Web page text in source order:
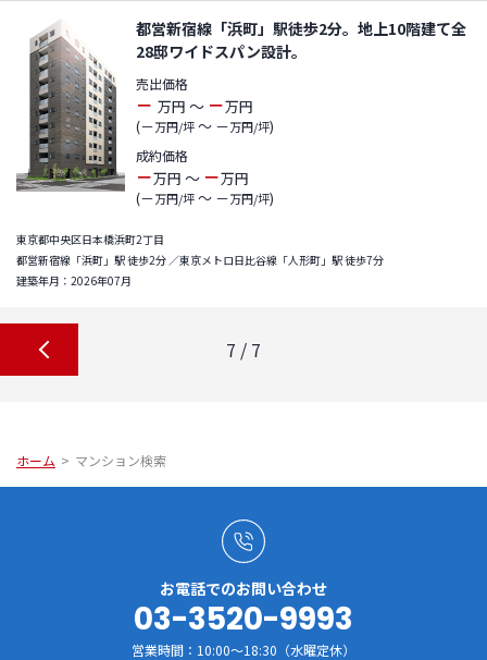
都営新宿線「浜町」駅徒歩2分。地上10階建て全
28邸ワイドスパン設計。
売出価格
－ 万円 ～ －万円
(－万円/坪～ －万円/坪)
成約価格
－万円 ～ －万円
(－万円/坪～ －万円/坪)
東京都中央区日本橋浜町2丁目
都営新宿線「浜町」駅 徒歩2分 ／東京メトロ日比谷線「人形町」駅 徒歩7分
建築年月：2026年07月
7 / 7
ホーム > マンション検索
お電話でのお問い合わせ
03-3520-9993
営業時間：10:00～18:30（水曜定休）